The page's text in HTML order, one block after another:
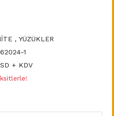
, YÜZÜKLER
1
+ KDV